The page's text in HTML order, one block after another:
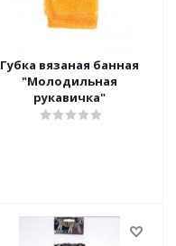
Губка вязаная банная
"Молодильная
рукавичка"